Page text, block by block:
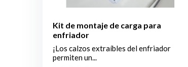
Kit de montaje de carga para
enfriador
¡Los calzos extraíbles del enfriador
permiten un...